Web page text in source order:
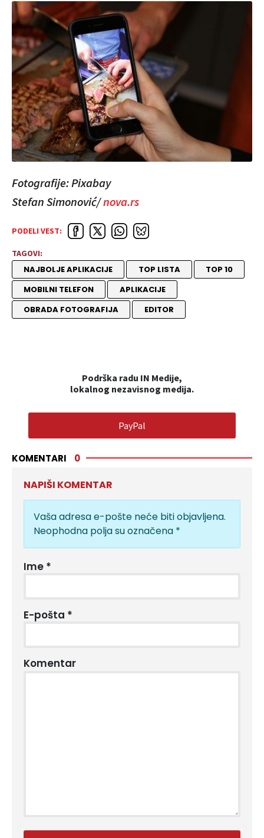
Fotografije: Pixabay
Stefan Simonović/nova.rs
PODELI VEST:
TAGOVI:
NAJBOLJE APLIKACIJE TOP LISTA
TOP 10
MOBILNI TELEFON
APLIKACIJE
OBRADA FOTOGRAFIJA
EDITOR
Podrška radu IN Medije,
lokalnog nezavisnog medija.
PayPal
KOMENTARI 0
NAPIŠI KOMENTAR
Vaša adresa e-pošte neće biti objavljena.
Neophodna polja su označena *
Ime *
E-pošta *
Komentar